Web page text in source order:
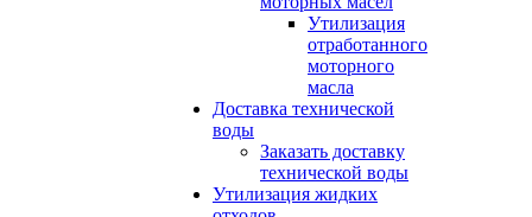
Утилизация
отработанного
моторного
масла
Доставка технической
воды
Заказать доставку
технической воды
Утилизация жидких